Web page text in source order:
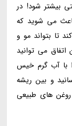
بیشتر شود! در
می شوید که
تا بتواند مو و
اتفاق می توانید
با آب گرم خیس
و بین ریشه
روغن های طبیعی